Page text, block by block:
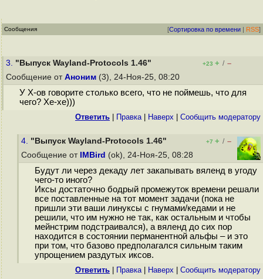
Сообщения [Сортировка по времени | RSS]
3. "Выпуск Wayland-Protocols 1.46" +23 + / –
Сообщение от Аноним (3), 24-Ноя-25, 08:20
У Х-ов говорите столько всего, что не поймешь, что для
чего? Хе-хе)))
Ответить Правка| Наверх Cообщить модератору
4. "Выпуск Wayland-Protocols 1.46" +7 + / –
Сообщение от IMBird (ok), 24-Ноя-25, 08:28
Будут ли через декаду лет закапывать вяленд в угоду
чего-то иного?
Иксы достаточно бодрый промежуток времени решали
все поставленные на тот момент задачи (пока не
пришли эти ваши линуксы с гнумами/кедами и не
решили, что им нужно не так, как остальным и чтобы
мейнстрим подстраивался), а вяленд до сих пор
находится в состоянии перманентной альфы – и это
при том, что базово предполагался сильным таким
упрощением раздутых иксов.
Ответить Правка| Наверх Cообщить модератору